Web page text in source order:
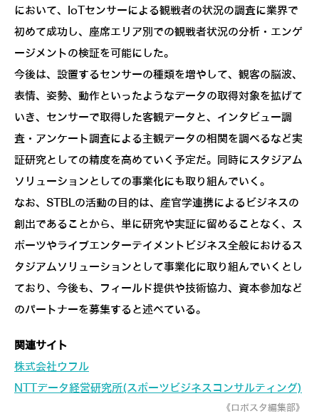
において、IoTセンサーによる観戦者の状況の調査に業界で
初めて成功し、座席エリア別での観戦者状況の分析・エンゲ
ージメントの検証を可能にした。
今後は、設置するセンサーの種類を増やして、観客の脳波、
表情、姿勢、動作といったようなデータの取得対象を拡げて
いき、センサーで取得した客観データと、インタビュー調
査・アンケート調査による主観データの相関を調べるなど実
証研究としての精度を高めていく予定だ。同時にスタジアム
ソリューションとしての事業化にも取り組んでいく。
なお、STBLの活動の目的は、産官学連携によるビジネスの
創出であることから、単に研究や実証に留めることなく、ス
ポーツやライブエンターテイメントビジネス全般におけるス
タジアムソリューションとして事業化に取り組んでいくとし
ており、今後も、フィールド提供や技術協力、資本参加など
のパートナーを募集すると述べている。
関連サイト
株式会社ウフル
NTTデータ経営研究所(スポーツビジネスコンサルティング)
《ロボスタ編集部》